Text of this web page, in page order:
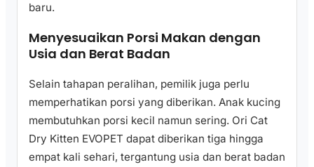
baru.
Menyesuaikan Porsi Makan dengan
Usia dan Berat Badan
Selain tahapan peralihan, pemilik juga perlu
memperhatikan porsi yang diberikan. Anak kucing
membutuhkan porsi kecil namun sering. Ori Cat
Dry Kitten EVOPET dapat diberikan tiga hingga
empat kali sehari, tergantung usia dan berat badan